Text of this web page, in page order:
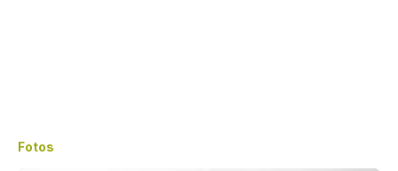
Fotos